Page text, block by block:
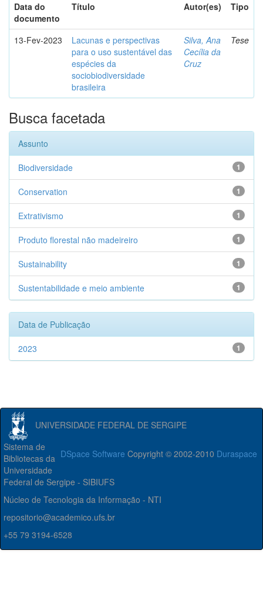
Data do
documento
Título Autor(es) Tipo
13-Fev-2023
Lacunas e perspectivas
para o uso sustentável das
espécies da
sociobiodiversidade
brasileira
Silva, Ana
Cecília da
Cruz
Tese
Busca facetada
Assunto
1
Biodiversidade
1
Conservation
1
Extrativismo
1
Produto florestal não madeireiro
1
Sustainability
1
Sustentabilidade e meio ambiente
Data de Publicação
1
2023
UNIVERSIDADE FEDERAL DE SERGIPE
DSpace Software Copyright © 2002-2010 Duraspace
Sistema de
Bibliotecas da
Universidade
Federal de Sergipe - SIBIUFS
Núcleo de Tecnologia da Informação - NTI
repositorio@academico.ufs.br
+55 79 3194-6528